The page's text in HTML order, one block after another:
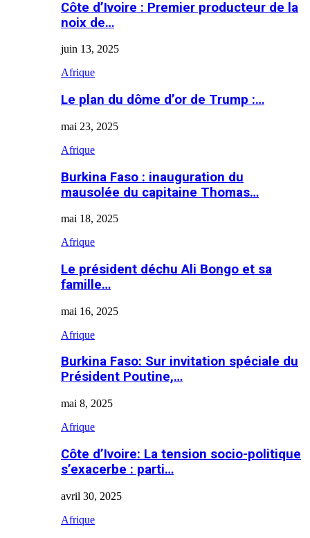
Côte d’Ivoire : Premier producteur de la
noix de…
juin 13, 2025
Afrique
Le plan du dôme d’or de Trump :…
mai 23, 2025
Afrique
Burkina Faso : inauguration du
mausolée du capitaine Thomas…
mai 18, 2025
Afrique
Le président déchu Ali Bongo et sa
famille…
mai 16, 2025
Afrique
Burkina Faso: Sur invitation spéciale du
Président Poutine,…
mai 8, 2025
Afrique
Côte d’Ivoire: La tension socio-politique
s’exacerbe : parti…
avril 30, 2025
Afrique